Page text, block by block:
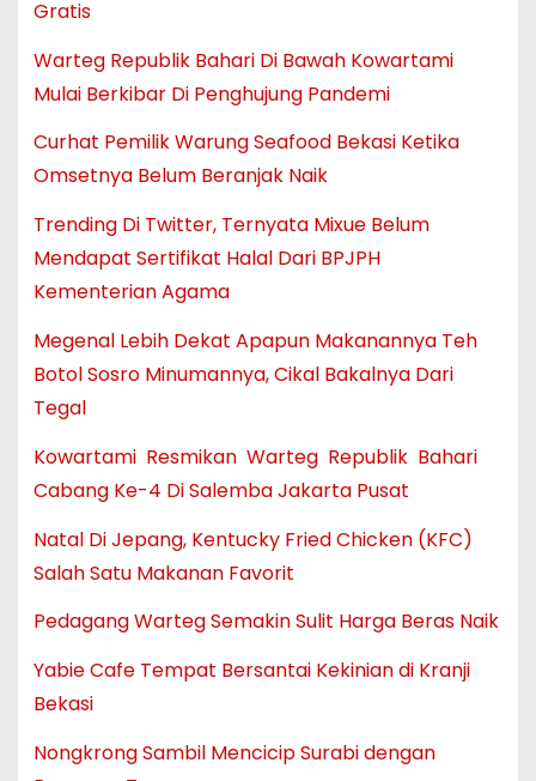
Gratis
Warteg Republik Bahari Di Bawah Kowartami
Mulai Berkibar Di Penghujung Pandemi
Curhat Pemilik Warung Seafood Bekasi Ketika
Omsetnya Belum Beranjak Naik
Trending Di Twitter, Ternyata Mixue Belum
Mendapat Sertifikat Halal Dari BPJPH
Kementerian Agama
Megenal Lebih Dekat Apapun Makanannya Teh
Botol Sosro Minumannya, Cikal Bakalnya Dari
Tegal
Kowartami Resmikan Warteg Republik Bahari
Cabang Ke-4 Di Salemba Jakarta Pusat
Natal Di Jepang, Kentucky Fried Chicken (KFC)
Salah Satu Makanan Favorit
Pedagang Warteg Semakin Sulit Harga Beras Naik
Yabie Cafe Tempat Bersantai Kekinian di Kranji
Bekasi
Nongkrong Sambil Mencicip Surabi dengan